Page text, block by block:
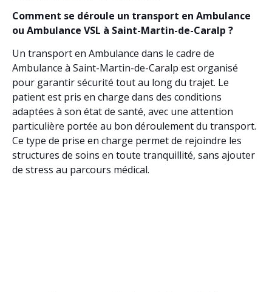
Comment se déroule un transport en Ambulance
ou Ambulance VSL à Saint-Martin-de-Caralp ?
Un transport en Ambulance dans le cadre de
Ambulance à Saint-Martin-de-Caralp est organisé
pour garantir sécurité tout au long du trajet. Le
patient est pris en charge dans des conditions
adaptées à son état de santé, avec une attention
particulière portée au bon déroulement du transport.
Ce type de prise en charge permet de rejoindre les
structures de soins en toute tranquillité, sans ajouter
de stress au parcours médical.